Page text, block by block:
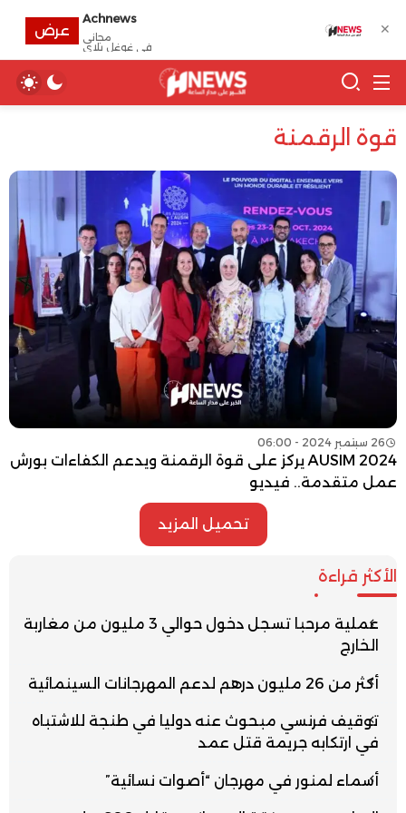
قوة الرقمنة
26 سبتمبر 2024 - 06:00
AUSIM 2024 يركز على قوة الرقمنة ويدعم الكفاءات بورش
عمل متقدمة.. فيديو
تحميل المزيد
الأكثر قراءة
عملية مرحبا تسجل دخول حوالي 3 مليون من مغاربة
الخارج
أكثر من 26 مليون درهم لدعم المهرجانات السينمائية
توقيف فرنسي مبحوث عنه دوليا في طنجة للاشتباه
في ارتكابه جريمة قتل عمد
أسماء لمنور في مهرجان “أصوات نسائية”
✕
Achnews
مجانى
في غوغل بلاي
عرض